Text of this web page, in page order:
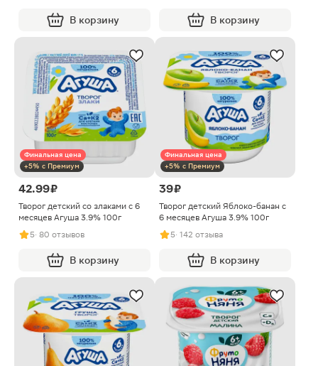
В корзину В корзину
Финальная цена
+5% с Премиум
42.99 ₽
Творог детский со злаками с 6
месяцев Агуша 3.9% 100г
5· 80 отзывов
В корзину
Финальная цена
+5% с Премиум
39 ₽
Творог детский Яблоко-банан с
6 месяцев Агуша 3.9% 100г
5· 142 отзыва
В корзину